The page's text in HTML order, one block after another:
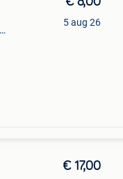
5 aug 26
€ 17,00